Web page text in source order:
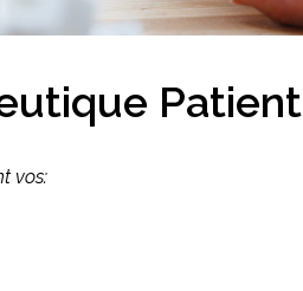
Patient
vos: